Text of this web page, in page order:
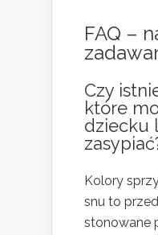
FAQ –
Czy
które
dziecku
Kolory
snu to
stonowane